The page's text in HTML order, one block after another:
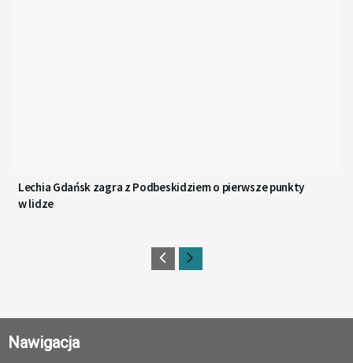
Lechia Gdańsk zagra z Podbeskidziem o pierwsze punkty
w lidze
Nawigacja